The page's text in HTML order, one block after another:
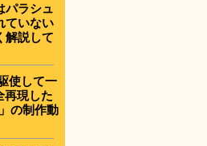
パラシュ
ていない
解説して
使して一
再現した
の制作動